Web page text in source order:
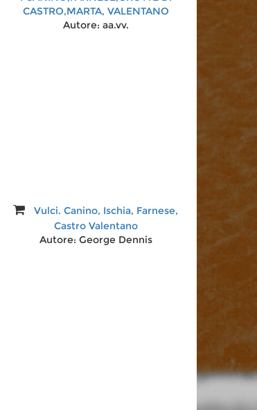
CASTRO,MARTA, VALENTANO
Autore: aa.vv.
Vulci. Canino, Ischia, Farnese,
Castro Valentano
Autore: George Dennis